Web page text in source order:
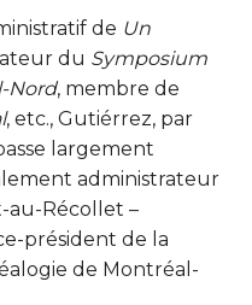
de Un
du Symposium
Nord, membre de
, etc., Gutiérrez, par
largement
administrateur
au-Récollet –
président de la
de Montréal-